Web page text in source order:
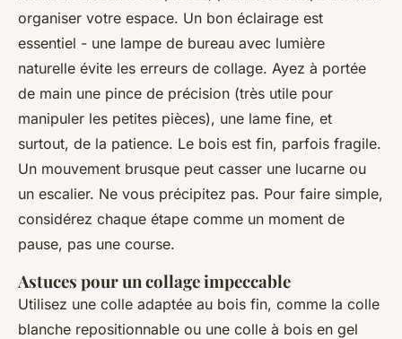
organiser votre espace. Un bon éclairage est
essentiel - une lampe de bureau avec lumière
naturelle évite les erreurs de collage. Ayez à portée
de main une pince de précision (très utile pour
manipuler les petites pièces), une lame fine, et
surtout, de la patience. Le bois est fin, parfois fragile.
Un mouvement brusque peut casser une lucarne ou
un escalier. Ne vous précipitez pas. Pour faire simple,
considérez chaque étape comme un moment de
pause, pas une course.
Astuces pour un collage impeccable
Utilisez une colle adaptée au bois fin, comme la colle
blanche repositionnable ou une colle à bois en gel